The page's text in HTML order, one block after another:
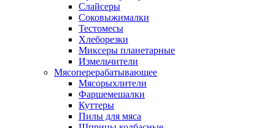
Слайсеры
Соковыжималки
Тестомесы
Хлеборезки
Миксеры планетарные
Измельчители
Мясоперерабатывающее
Мясорыхлители
Фаршемешалки
Куттеры
Пилы для мяса